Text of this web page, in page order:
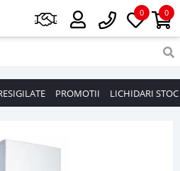
0
0
PROMOTII LICHIDARI STOC